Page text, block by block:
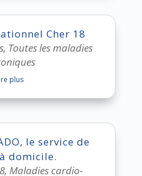
Cher 18
, Toutes les maladies
plus
le service de
domicile.
, Maladies cardio-